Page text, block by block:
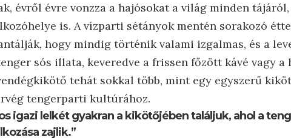
évről évre vonzza a hajósokat a világ minden
is. A vízparti sétányok mentén sorakozó
hogy mindig történik valami izgalmas, és a
sós illata, keveredve a frissen főzött kávé vagy
tehát sokkal több, mint egy egyszerű
tengerparti kultúrához.
igazi lelkét gyakran a kikötőjében találjuk, ahol a
zajlik.”